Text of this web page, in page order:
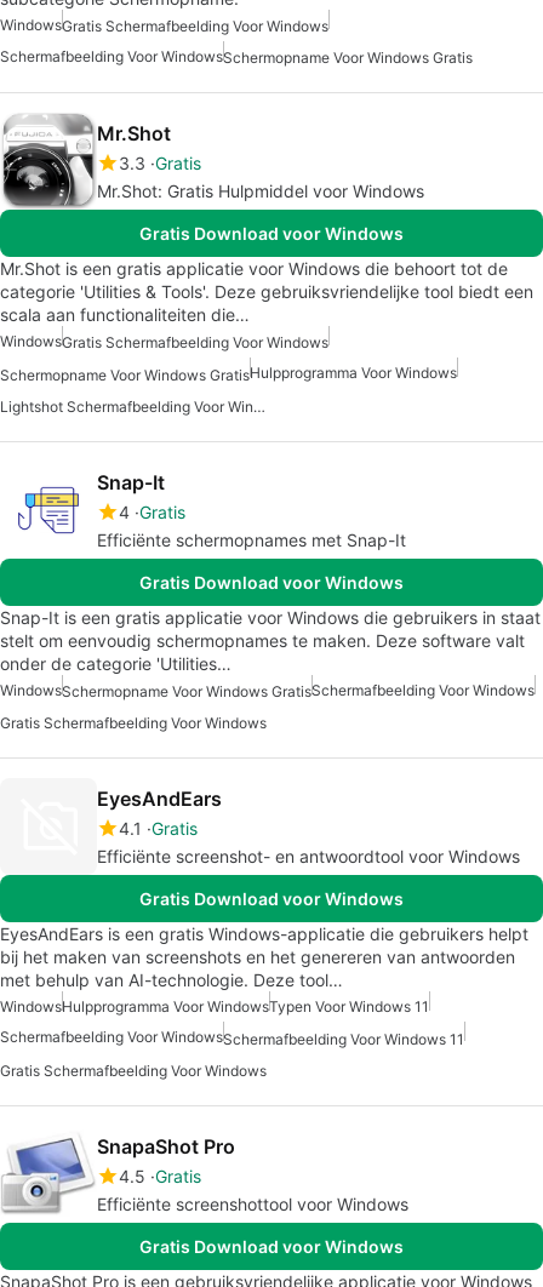
WindowsGratis Schermafbeelding Voor Windows
Schermafbeelding Voor WindowsSchermopname Voor Windows Gratis
Mr.Shot
3.3 Gratis
Mr.Shot: Gratis Hulpmiddel voor Windows
Gratis Download voor Windows
Mr.Shot is een gratis applicatie voor Windows die behoort tot de
categorie 'Utilities & Tools'. Deze gebruiksvriendelijke tool biedt een
scala aan functionaliteiten die…
WindowsGratis Schermafbeelding Voor Windows
Schermopname Voor Windows GratisHulpprogramma Voor Windows
Lightshot Schermafbeelding Voor Windows
Snap-It
4 Gratis
Efficiënte schermopnames met Snap-It
Gratis Download voor Windows
Snap-It is een gratis applicatie voor Windows die gebruikers in staat
stelt om eenvoudig schermopnames te maken. Deze software valt
onder de categorie 'Utilities…
WindowsSchermopname Voor Windows GratisSchermafbeelding Voor Windows
Gratis Schermafbeelding Voor Windows
EyesAndEars
4.1 Gratis
Efficiënte screenshot- en antwoordtool voor Windows
Gratis Download voor Windows
EyesAndEars is een gratis Windows-applicatie die gebruikers helpt
bij het maken van screenshots en het genereren van antwoorden
met behulp van AI-technologie. Deze tool…
WindowsHulpprogramma Voor WindowsTypen Voor Windows 11
Schermafbeelding Voor WindowsSchermafbeelding Voor Windows 11
Gratis Schermafbeelding Voor Windows
SnapaShot Pro
4.5 Gratis
Efficiënte screenshottool voor Windows
Gratis Download voor Windows
SnapaShot Pro is een gebruiksvriendelijke applicatie voor Windows